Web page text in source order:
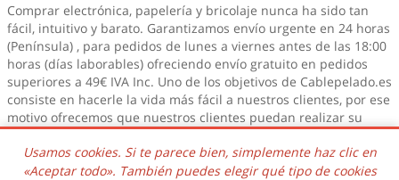
Comprar electrónica, papelería y bricolaje nunca ha sido tan
fácil, intuitivo y barato. Garantizamos envío urgente en 24 horas
(Península) , para pedidos de lunes a viernes antes de las 18:00
horas (días laborables) ofreciendo envío gratuito en pedidos
superiores a 49€ IVA Inc. Uno de los objetivos de Cablepelado.es
consiste en hacerle la vida más fácil a nuestros clientes, por ese
motivo ofrecemos que nuestros clientes puedan realizar su
pedido telefónicamente, por email y a través de nuestro sistema
de pedidos de la tienda online. No busques más y aprovecha la
oportunidad
Usamos cookies. Si te parece bien, simplemente haz clic en
«Aceptar todo». También puedes elegir qué tipo de cookies